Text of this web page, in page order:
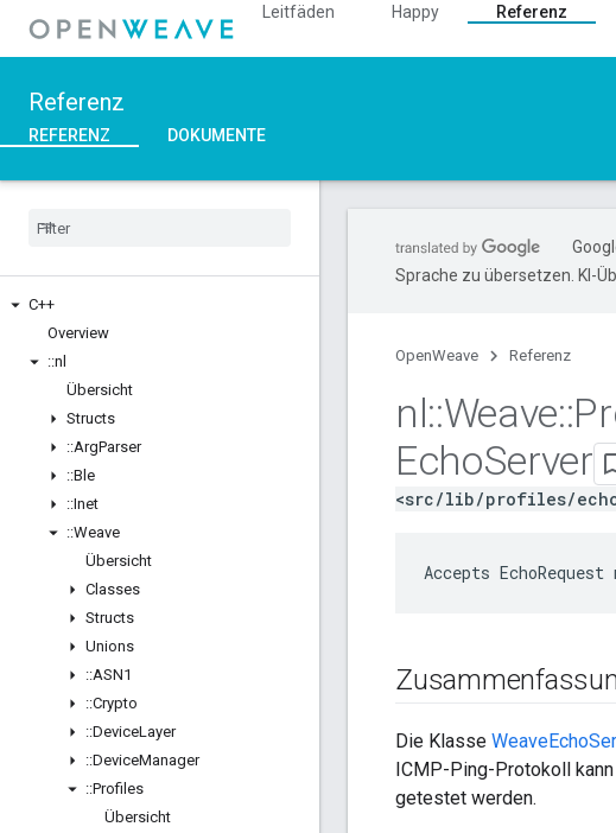
Leitfäden Happy Referenz
Referenz
REFERENZ DOKUMENTE
C++
Overview
::nl
Übersicht
Structs
::ArgParser
::Ble
::Inet
::Weave
Übersicht
Classes
Structs
Unions
::ASN1
::Crypto
::DeviceLayer
::DeviceManager
::Profiles
Übersicht
Sprache zu übersetzen. KI-
OpenWeave Referenz
nl::Weave::
EchoServer
<src/lib/profiles/echo/
Accepts
Die Klasse
ICMP-Ping-Protokoll
getestet werden.